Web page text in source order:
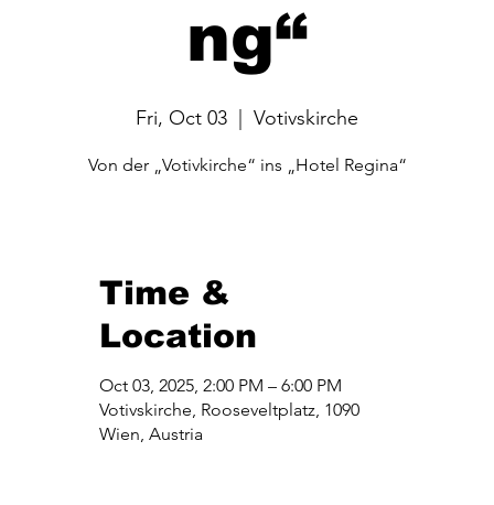
ng“
Fri, Oct 03 Votivskirche
Von der „Votivkirche“ ins „Hotel Regina“
Time &
Location
Oct 03, 2025, 2:00 PM – 6:00 PM
Votivskirche, Rooseveltplatz, 1090
Wien, Austria